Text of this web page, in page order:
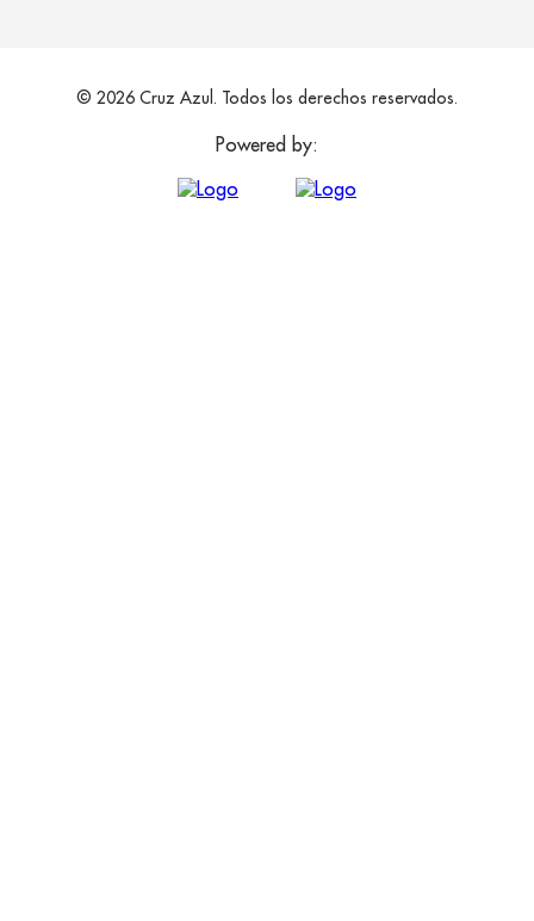
© 2026 Cruz Azul. Todos los derechos reservados.
Powered by: